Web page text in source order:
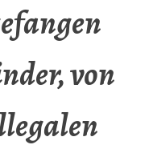
von